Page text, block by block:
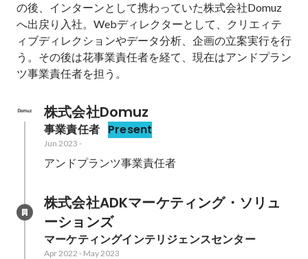
の後、インターンとして携わっていた株式会社Domuz
へ出戻り入社。Webディレクターとして、クリエィテ
ィブディレクションやデータ分析、企画の立案実行を行
う。その後は花事業責任者を経て、現在はアンドプラン
ツ事業責任者を担う。
株式会社Domuz
事業責任者 Present
Jun 2023 -
アンドプランツ事業責任者
株式会社ADKマーケティング・ソリュ
ーションズ
マーケティングインテリジェンスセンター
Apr 2022 - May 2023